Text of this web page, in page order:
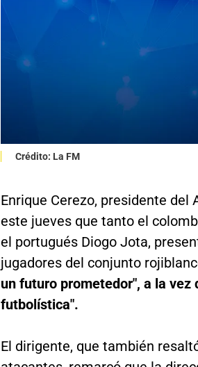
Crédito: La FM
Enrique Cerezo, presidente
este jueves que tanto el
el portugués Diogo Jota,
jugadores del conjunto
un futuro prometedor", a la vez
futbolística".
El dirigente, que también